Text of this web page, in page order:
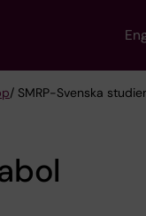
/ SMRP-Svenska